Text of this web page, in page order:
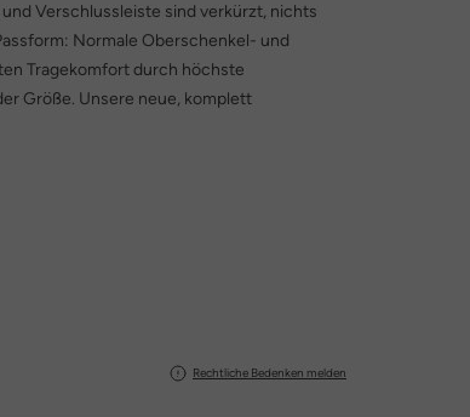
Verschlussleiste sind verkürzt, nichts
Normale Oberschenkel- und
Tragekomfort durch höchste
Größe. Unsere neue, komplett
Rechtliche Bedenken melden